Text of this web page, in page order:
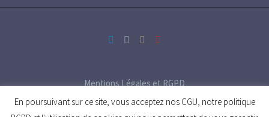
Mentions Légales et RGPD
En poursuivant sur ce site, vous acceptez nos CGU, notre politique